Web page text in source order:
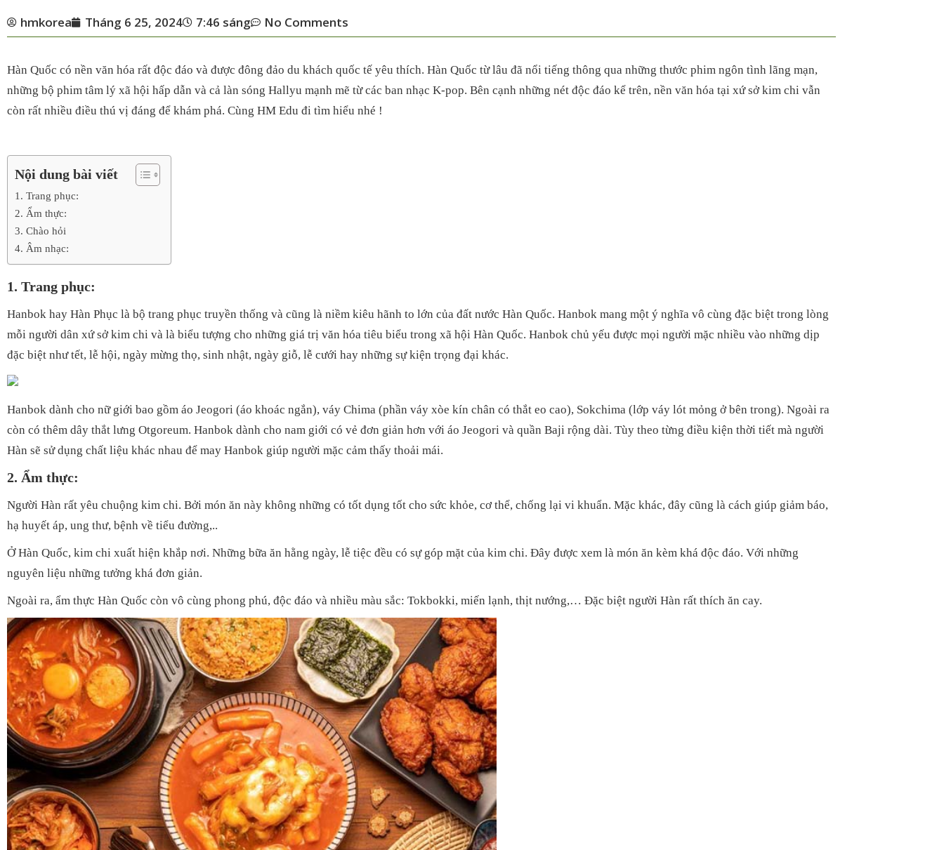
hmkorea Tháng 6 25, 2024 7:46 sáng No Comments
Hàn Quốc có nền văn hóa rất độc đáo và được đông đảo du khách quốc tế yêu thích. Hàn Quốc từ lâu đã nổi tiếng thông qua những thước phim ngôn tình lãng mạn,
những bộ phim tâm lý xã hội hấp dẫn và cả làn sóng Hallyu mạnh mẽ từ các ban nhạc K-pop. Bên cạnh những nét độc đáo kể trên, nền văn hóa tại xứ sở kim chi vẫn
còn rất nhiều điều thú vị đáng để khám phá. Cùng HM Edu đi tìm hiểu nhé !
Nội dung bài viết
1. Trang phục:
2. Ẩm thực:
3. Chào hỏi
4. Âm nhạc:
1. Trang phục:
Hanbok hay Hàn Phục là bộ trang phục truyền thống và cũng là niềm kiêu hãnh to lớn của đất nước Hàn Quốc. Hanbok mang một ý nghĩa vô cùng đặc biệt trong lòng
mỗi người dân xứ sở kim chi và là biểu tượng cho những giá trị văn hóa tiêu biểu trong xã hội Hàn Quốc. Hanbok chủ yếu được mọi người mặc nhiều vào những dịp
đặc biệt như tết, lễ hội, ngày mừng thọ, sinh nhật, ngày giỗ, lễ cưới hay những sự kiện trọng đại khác.
Hanbok dành cho nữ giới bao gồm áo Jeogori (áo khoác ngắn), váy Chima (phần váy xòe kín chân có thắt eo cao), Sokchima (lớp váy lót mỏng ở bên trong). Ngoài ra
còn có thêm dây thắt lưng Otgoreum. Hanbok dành cho nam giới có vẻ đơn giản hơn với áo Jeogori và quần Baji rộng dài. Tùy theo từng điều kiện thời tiết mà người
Hàn sẽ sử dụng chất liệu khác nhau để may Hanbok giúp người mặc cảm thấy thoải mái.
2. Ẩm thực:
Người Hàn rất yêu chuộng kim chi. Bởi món ăn này không những có tốt dụng tốt cho sức khỏe, cơ thể, chống lại vi khuẩn. Mặc khác, đây cũng là cách giúp giảm báo,
hạ huyết áp, ung thư, bệnh về tiểu đường,..
Ở Hàn Quốc, kim chi xuất hiện khắp nơi. Những bữa ăn hằng ngày, lễ tiệc đều có sự góp mặt của kim chi. Đây được xem là món ăn kèm khá độc đáo. Với những
nguyên liệu những tưởng khá đơn giản.
Ngoài ra, ẩm thực Hàn Quốc còn vô cùng phong phú, độc đáo và nhiều màu sắc: Tokbokki, miến lạnh, thịt nướng,… Đặc biệt người Hàn rất thích ăn cay.